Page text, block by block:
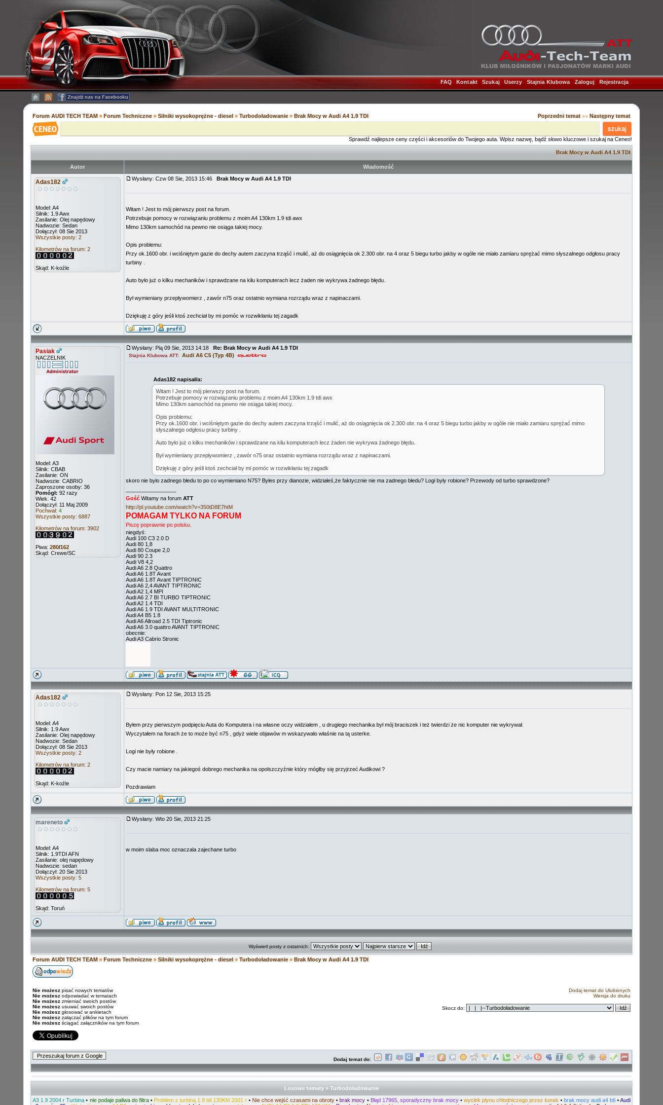
FAQ |Kontakt| Szukaj| Userzy Stajnia Klubowa Zaloguj Rejestracja
Forum AUDI TECH TEAM » Forum Techniczne » Silniki wysokoprężne - diesel » Turbodoładowanie » Brak Mocy w Audi A4 1.9 TDI Poprzedni temat «» Następny temat
szukaj
Sprawdź najlepsze ceny części i akcesoriów do Twojego auta. Wpisz nazwę, bądź słowo kluczowe i szukaj na Ceneo!
Brak Mocy w Audi A4 1.9 TDI
Autor Wiadomość
Adas182
Model: A4
Silnik: 1.9 Awx
Zasilanie: Olej napędowy
Nadwozie: Sedan
Dołączył: 08 Sie 2013
Wszystkie posty: 2
Kilometrów na forum: 2
Skąd: K-koźle
Wysłany: Czw 08 Sie, 2013 15:46 Brak Mocy w Audi A4 1.9 TDI
Witam ! Jest to mój pierwszy post na forum.
Potrzebuje pomocy w rozwiązaniu problemu z moim A4 130km 1.9 tdi awx
Mimo 130km samochód na pewno nie osiąga takiej mocy.
Opis problemu:
Przy ok.1600 obr. i wciśniętym gazie do dechy autem zaczyna trząść i mulić, aż do osiągnięcia ok 2.300 obr. na 4 oraz 5 biegu turbo jakby w ogóle nie miało zamiaru sprężać mimo słyszalnego odgłosu pracy
turbiny .
Auto było już o kilku mechaników i sprawdzane na kilu komputerach lecz żaden nie wykrywa żadnego błędu.
Był wymieniany przepływomierz , zawór n75 oraz ostatnio wymiana rozrządu wraz z napinaczami.
Dziękuję z góry jeśli ktoś zechciał by mi pomóc w rozwikłaniu tej zagadk
Pasiak
NACZELNIK
Model: A3
Silnik: CBAB
Zasilanie: ON
Nadwozie: CABRIO
Zaproszone osoby: 36
Pomógł: 92 razy
Wiek: 42
Dołączył: 11 Maj 2009
Pochwał: 4
Wszystkie posty: 6887
Kilometrów na forum: 3902
Piwa: 280/162
Skąd: Crewe/SC
Wysłany: Pią 09 Sie, 2013 14:18 Re: Brak Mocy w Audi A4 1.9 TDI
Stajnia Klubowa ATT: Audi A6 C5 (Typ 4B)
Adas182 napisał/a:
Witam ! Jest to mój pierwszy post na forum.
Potrzebuje pomocy w rozwiązaniu problemu z moim A4 130km 1.9 tdi awx
Mimo 130km samochód na pewno nie osiąga takiej mocy.
Opis problemu:
Przy ok.1600 obr. i wciśniętym gazie do dechy autem zaczyna trząść i mulić, aż do osiągnięcia ok 2.300 obr. na 4 oraz 5 biegu turbo jakby w ogóle nie miało zamiaru sprężać mimo
słyszalnego odgłosu pracy turbiny .
Auto było już o kilku mechaników i sprawdzane na kilu komputerach lecz żaden nie wykrywa żadnego błędu.
Był wymieniany przepływomierz , zawór n75 oraz ostatnio wymiana rozrządu wraz z napinaczami.
Dziękuję z góry jeśli ktoś zechciał by mi pomóc w rozwikłaniu tej zagadk
skoro nie było zadnego błedu to po co wymieniano N75? Byłes przy dianozie, widziałeś,że faktycznie nie ma zadnego błedu? Logi były robione? Przewody od turbo sprawdzone?
Gość Witamy na forum ATT
http://pl.youtube.com/watch?v=350tD8E7htM
POMAGAM TYLKO NA FORUM
Piszę poprawnie po polsku
niegdyś:
Audi 100 C3 2.0 D
Audi 80 1,8
Audi 80 Coupe 2,0
Audi 90 2.3
Audi V8 4,2
Audi A6 2.8 Quattro
Audi A6 1.8T Avant
Audi A6 1.8T Avant TIPTRONIC
Audi A6 2,4 AVANT TIPTRONIC
Audi A2 1,4 MPI
Audi A6 2.7 BI TURBO TIPTRONIC
Audi A2 1.4 TDI
Audi A6 1.9 TDI AVANT MULTITRONIC
Audi A4 B5 1.8
Audi A6 Allroad 2.5 TDI Tiptronic
Audi A6 3.0 quattro AVANT TIPTRONIC
obecnie:
Audi A3 Cabrio Stronic
Adas182
Model: A4
Silnik: 1.9 Awx
Zasilanie: Olej napędowy
Nadwozie: Sedan
Dołączył: 08 Sie 2013
Wszystkie posty: 2
Kilometrów na forum: 2
Skąd: K-koźle
Wysłany: Pon 12 Sie, 2013 15:25
Byłem przy pierwszym podpięciu Auta do Komputera i na własne oczy widziałem , u drugiego mechanika był mój braciszek i też twierdzi że nic komputer nie wykrywał.
Wyczytałem na forach że to może być n75 , gdyż wiele objawów m wskazywało właśnie na tą usterke.
Logi nie były robione .
Czy macie namiary na jakiegoś dobrego mechanika na opolszczyźnie który mógłby się przyjrzeć Audikowi ?
Pozdrawiam
mareneto
Model: A4
Silnik: 1.9TDI AFN
Zasilanie: olej napędowy
Nadwozie: sedan
Dołączył: 20 Sie 2013
Wszystkie posty: 5
Kilometrów na forum: 5
Skąd: Toruń
Wysłany: Wto 20 Sie, 2013 21:25
w moim slaba moc oznaczala zajechane turbo
Wyświetl posty z ostatnich:
Forum AUDI TECH TEAM » Forum Techniczne » Silniki wysokoprężne - diesel » Turbodoładowanie » Brak Mocy w Audi A4 1.9 TDI
Nie możesz pisać nowych tematów
Nie możesz odpowiadać w tematach
Nie możesz zmieniać swoich postów
Nie możesz usuwać swoich postów
Nie możesz głosować w ankietach
Nie możesz załączać plików na tym forum
Nie możesz ściągać załączników na tym forum
Dodaj temat do Ulubionych
Wersja do druku
Skocz do:
Dodaj temat do:
Losowe tematy » Turbodoładowanie
A3 1.9 2004 r Turbina • nie podaje paliwa do filtra• Problem z turbiną 1.9 tdi 130KM 2001 r• Nie chce wejść czasami na obroty •brak mocy • Błąd 17965, sporadyczny brak mocy•wyciek plynu chlodniczego przez korek • brak mocy audi a4 b6•Audi